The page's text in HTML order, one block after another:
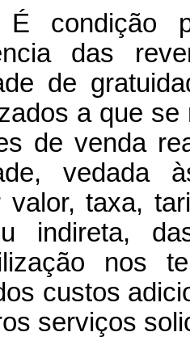
condição
das
de
a que
de venda
vedada
valor, taxa,
indireta,
nos
custos
serviços